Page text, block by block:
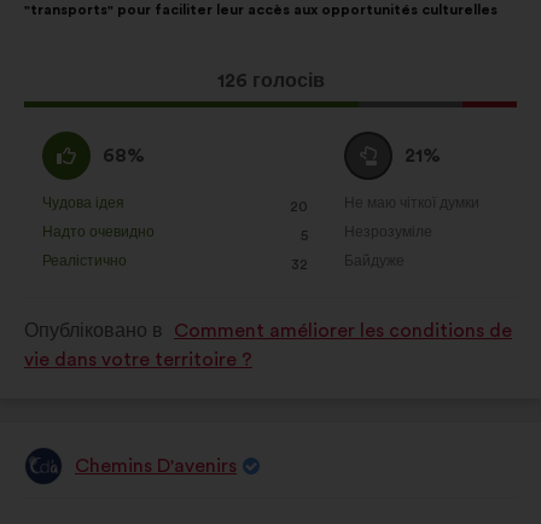
"transports" pour faciliter leur accès aux opportunités culturelles
Ця
пропозиція
126 голосів
За
:
68%
Чудова ідея
: 20
разів
Надто очевидно
: 5
разів
Реалістично
: 32
разів
Утримуюся
:
21%
Не маю чіткої думки
:разів
Незрозуміле
:разів
Байдуже
:разів
Опубліковано в
Comment améliorer les conditions de
vie dans votre territoire ?
ПропозиціяChemins D'avenirs